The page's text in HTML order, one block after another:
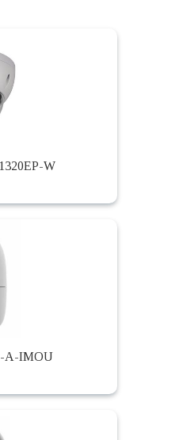
W
A-IMOU